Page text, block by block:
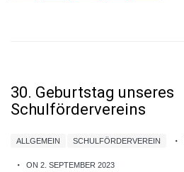
30. Geburtstag unseres
Schulfördervereins
ALLGEMEIN SCHULFÖRDERVEREIN
ON 2. SEPTEMBER 2023